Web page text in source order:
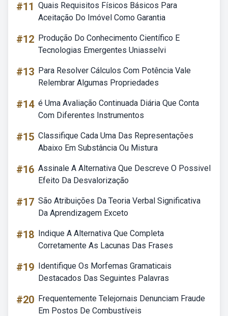
#11 Quais Requisitos Físicos Básicos Para
Aceitação Do Imóvel Como Garantia
#12 Produção Do Conhecimento Científico E
Tecnologias Emergentes Uniasselvi
#13 Para Resolver Cálculos Com Potência Vale
Relembrar Algumas Propriedades
#14 é Uma Avaliação Continuada Diária Que Conta
Com Diferentes Instrumentos
#15 Classifique Cada Uma Das Representações
Abaixo Em Substância Ou Mistura
#16 Assinale A Alternativa Que Descreve O Possivel
Efeito Da Desvalorização
#17 São Atribuições Da Teoria Verbal Significativa
Da Aprendizagem Exceto
#18 Indique A Alternativa Que Completa
Corretamente As Lacunas Das Frases
#19 Identifique Os Morfemas Gramaticais
Destacados Das Seguintes Palavras
#20 Frequentemente Telejornais Denunciam Fraude
Em Postos De Combustíveis